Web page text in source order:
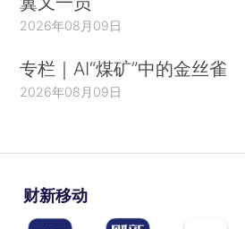
2026年08月09日
专栏｜AI“煤矿”中的金丝雀
2026年08月09日
财新移动